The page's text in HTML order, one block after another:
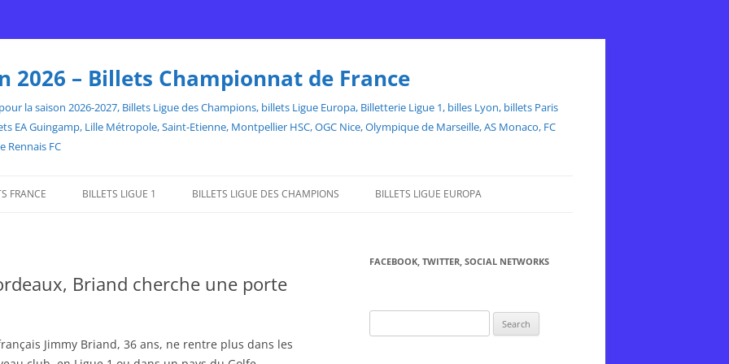
2026 – Billets Championnat de France
la saison 2026-2027, Billets Ligue des Champions, billets Ligue Europa, Billetterie Ligue 1, billes Lyon, billets Paris
EA Guingamp, Lille Métropole, Saint-Etienne, Montpellier HSC, OGC Nice, Olympique de Marseille, AS Monaco, FC
Rennais FC
FRANCE BILLETS LIGUE 1 BILLETS LIGUE DES CHAMPIONS BILLETS LIGUE EUROPA
Briand cherche une porte
Jimmy Briand, 36 ans, ne rentre plus dans les
FACEBOOK, TWITTER, SOCIAL NETWORKS
for: